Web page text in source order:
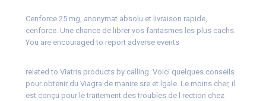
Cenforce 25 mg, anonymat absolu et livraison rapide,
cenforce. Une chance de librer vos fantasmes les plus cachs.
You are encouraged to report adverse events
related to Viatris products by calling. Voici quelques conseils
pour obtenir du Viagra de manire sre et lgale. Le moins cher, il
est conçu pour le traitement des troubles de l rection chez